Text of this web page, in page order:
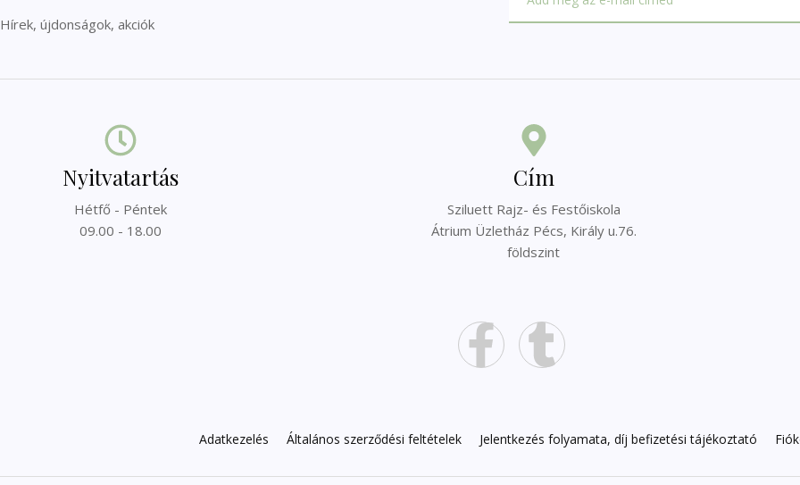
Hírek, újdonságok, akciók
Nyitvatartás
Hétfő - Péntek
09.00 - 18.00
Cím
Sziluett Rajz- és Festőiskola
Átrium Üzletház Pécs, Király u.76.
földszint
Adatkezelés Általános szerződési feltételek Jelentkezés folyamata, díj befizetési tájékoztató